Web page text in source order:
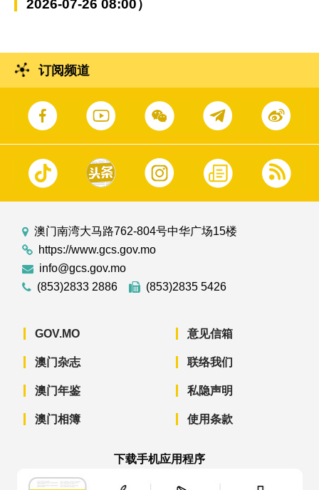
2026-07-26 08:00）
订阅频道
澳门南湾大马路762-804号中华广场15楼
https://www.gcs.gov.mo
info@gcs.gov.mo
(853)2833 2886
(853)2835 5426
GOV.MO
澳门杂志
澳门年鉴
澳门相簿
意见信箱
联络我们
私隐声明
使用条款
下载手机应用程序